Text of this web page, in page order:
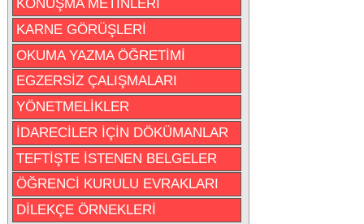
KONUŞMA METİNLERİ
KARNE GÖRÜŞLERİ
OKUMA YAZMA ÖĞRETİMİ
EGZERSİZ ÇALIŞMALARI
YÖNETMELİKLER
İDARECİLER İÇİN DÖKÜMANLAR
TEFTİŞTE İSTENEN BELGELER
ÖĞRENCİ KURULU EVRAKLARI
DİLEKÇE ÖRNEKLERİ